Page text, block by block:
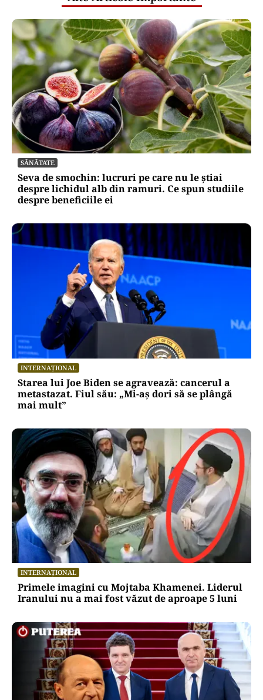
SĂNĂTATE
Seva de smochin: lucruri pe care nu le știai
despre lichidul alb din ramuri. Ce spun studiile
despre beneficiile ei
INTERNAȚIONAL
Starea lui Joe Biden se agravează: cancerul a
metastazat. Fiul său: „Mi-aș dori să se plângă
mai mult”
INTERNAȚIONAL
Primele imagini cu Mojtaba Khamenei. Liderul
Iranului nu a mai fost văzut de aproape 5 luni